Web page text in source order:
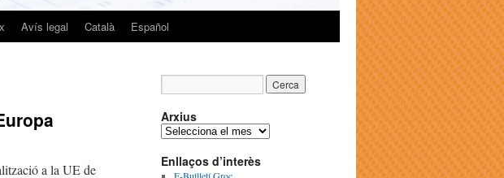
Avís legal Català Español
a la UE de
Arxius
Enllaços d’interès